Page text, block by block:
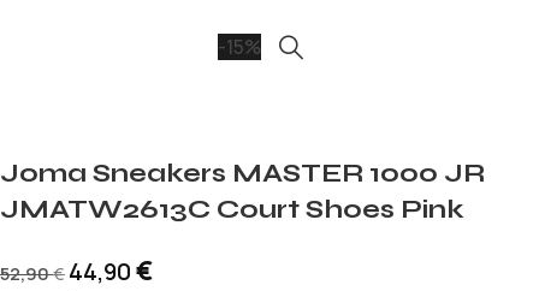
-15%
Joma Sneakers MASTER 1000 JR
JMATW2613C Court Shoes Pink
52,90€ 44,90€